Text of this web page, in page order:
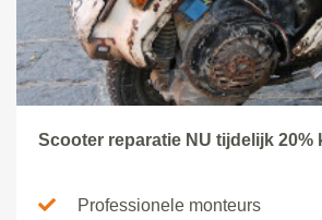
Scooter reparatie NU tijdelijk 20%
Professionele monteurs